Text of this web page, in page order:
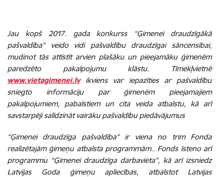
Jau kopš 2017. gada konkurss “Ģimenei draudzīgākā
pašvaldība” veido vidi pašvaldību draudzīgai sāncensībai,
mudinot tās attīstīt arvien plašāku un pieejamāku ģimenēm
paredzēto pakalpojumu klāstu. Tīmekļvietnē
www.vietagimenei.lvikviens var iepazīties ar pašvaldību
sniegto informāciju par ģimenēm pieejamajiem
pakalpojumiem, pabalstiem un cita veida atbalstu, kā arī
savstarpēji salīdzināt vairāku pašvaldību piedāvājumus
“Ģimenei draudzīga pašvaldība” ir viena no trim Fonda
realizētajām ģimeņu atbalsta programmām.. Fonds īsteno arī
programmu “Ģimenei draudzīga darbavieta”, kā arī izsniedz
Latvijas Goda ģimeņu apliecības, atbalstot Latvijas